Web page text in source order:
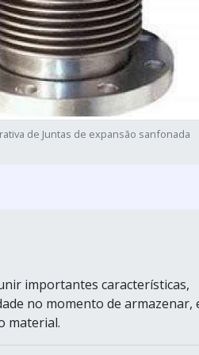
de Juntas de expansão sanfonada
importantes características,
no momento de armazenar,
material.